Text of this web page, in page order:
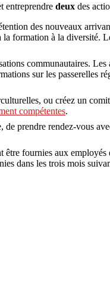
entreprendre deux des
des nouveaux
formation à la diversité.
communautaires. Les
sur les passerelles
ou créez un
compétentes.
prendre rendez-vous
fournies aux employés
dans les trois mois